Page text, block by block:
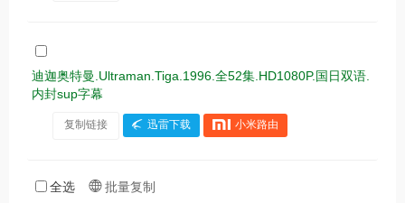
迪迦奥特曼.Ultraman.Tiga.1996.全52集.HD1080P.国日双语.
内封sup字幕
复制链接 迅雷下载 小米路由
全选
批量复制